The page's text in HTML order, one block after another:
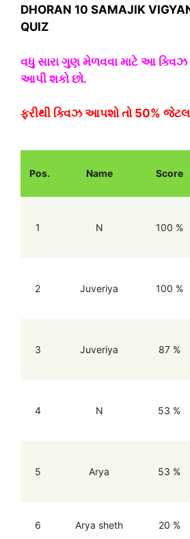
DHORAN 10 SAMAJIK
QUIZ
વધુ સારા ગુણ મેળવવા માટે આ
આપી શકો છો.
ફરીથી ક્વિઝ આપશો તો 50%
Pos. Name Score
1 N 100 %
2 Juveriya 100 %
3 Juveriya 87 %
4 N 53 %
5 Arya 53 %
6 Arya sheth 20 %